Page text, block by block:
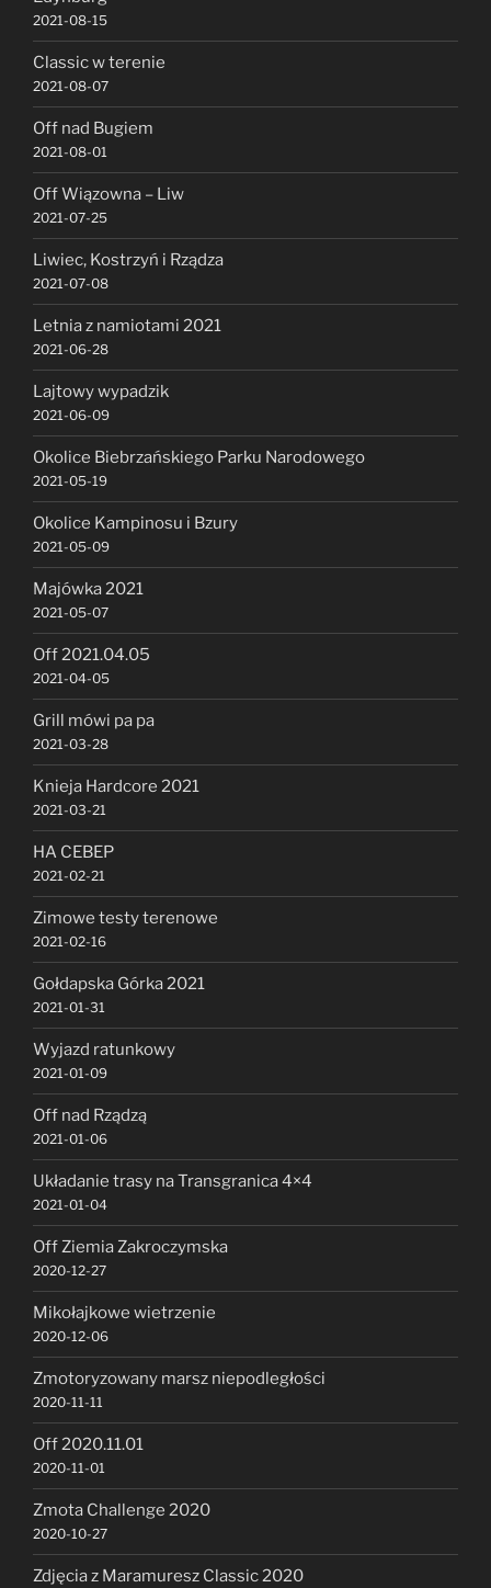
2021-08-15
Classic w terenie
2021-08-07
Off nad Bugiem
2021-08-01
Off Wiązowna – Liw
2021-07-25
Liwiec, Kostrzyń i Rządza
2021-07-08
Letnia z namiotami 2021
2021-06-28
Lajtowy wypadzik
2021-06-09
Okolice Biebrzańskiego Parku Narodowego
2021-05-19
Okolice Kampinosu i Bzury
2021-05-09
Majówka 2021
2021-05-07
Off 2021.04.05
2021-04-05
Grill mówi pa pa
2021-03-28
Knieja Hardcore 2021
2021-03-21
HA CEBEP
2021-02-21
Zimowe testy terenowe
2021-02-16
Gołdapska Górka 2021
2021-01-31
Wyjazd ratunkowy
2021-01-09
Off nad Rządzą
2021-01-06
Układanie trasy na Transgranica 4×4
2021-01-04
Off Ziemia Zakroczymska
2020-12-27
Mikołajkowe wietrzenie
2020-12-06
Zmotoryzowany marsz niepodległości
2020-11-11
Off 2020.11.01
2020-11-01
Zmota Challenge 2020
2020-10-27
Zdjęcia z Maramuresz Classic 2020